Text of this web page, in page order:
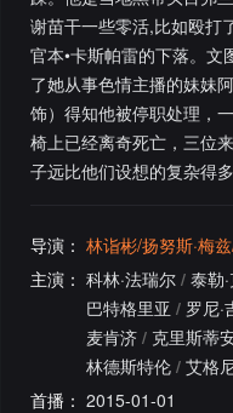
谢苗干一些零活,比如殴打
官本•卡斯帕雷的下落。
了她从事色情主播的妹妹
饰）得知他被停职处理，
椅上已经离奇死亡，三位
子远比他们设想的复杂得多
导演： 林诣彬/扬努斯·梅
主演： 科林·法瑞尔 / 泰勒
巴特格里亚 / 罗尼·
麦肯济 / 克里斯蒂
林德斯特伦 / 艾格
首播： 2015-01-01